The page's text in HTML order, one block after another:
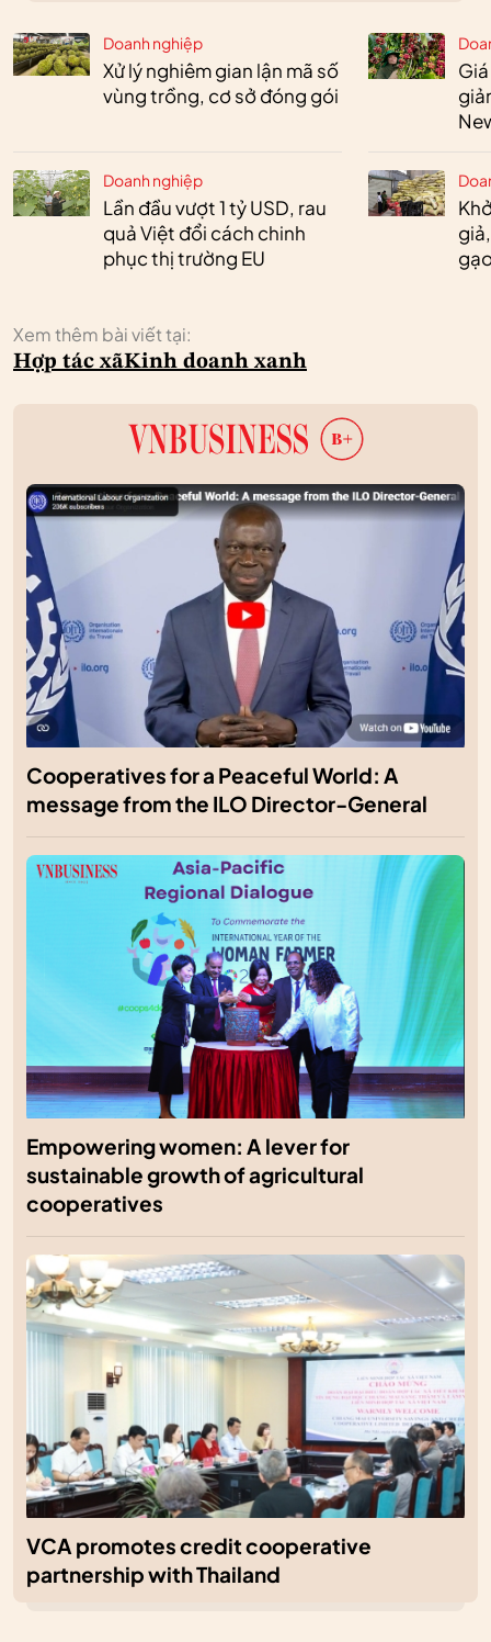
Doanh nghiệp
Xử lý nghiêm gian lận mã số
vùng trồng, cơ sở đóng gói
Doanh nghiệp
Lần đầu vượt 1 tỷ USD, rau
quả Việt đổi cách chinh
phục thị trường EU
Xem thêm bài viết tại:
Hợp tác xãKinh doanh xanh
Cooperatives for a Peaceful World: A
message from the ILO Director-General
Empowering women: A lever for
sustainable growth of agricultural
cooperatives
VCA promotes credit cooperative
partnership with Thailand